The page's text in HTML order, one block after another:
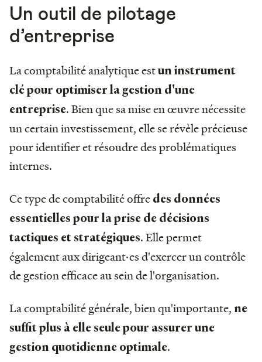
Un outil de pilotage
d’entreprise
La comptabilité analytique estun instrument
clé pour optimiser la gestion d'une
entreprise. Bien que sa mise en œuvre nécessite
un certain investissement, elle se révèle précieuse
pour identifier et résoudre des problématiques
internes.
Ce type de comptabilité offre des données
essentielles pour la prise de décisions
tactiques et stratégiques. Elle permet
également aux dirigeant·es d'exercer un contrôle
de gestion efficace au sein de l'organisation.
La comptabilité générale, bien qu'importante, ne
suffit plus à elle seule pour assurer une
gestion quotidienne optimale.